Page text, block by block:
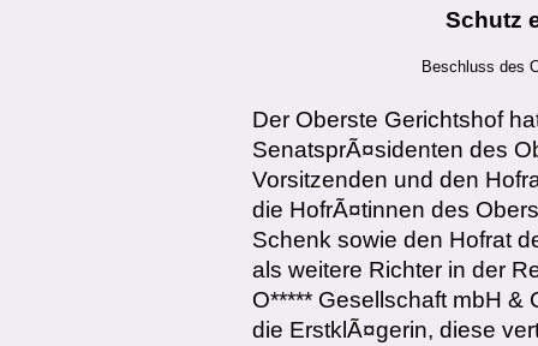
Schutz
Beschluss des
Der Oberste Gerichtshof
SenatsprÃ¤sidenten des
Vorsitzenden und den
die HofrÃ¤tinnen des
Schenk sowie den Hofrat
als weitere Richter in der
O***** Gesellschaft mbH &
die ErstklÃ¤gerin, diese